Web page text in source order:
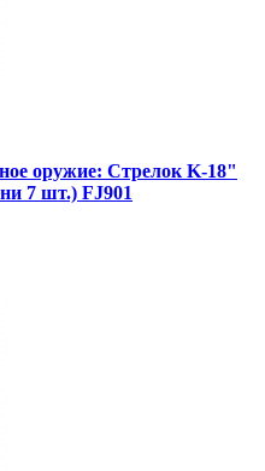
оружие: Стрелок K-18"
7 шт.) FJ901